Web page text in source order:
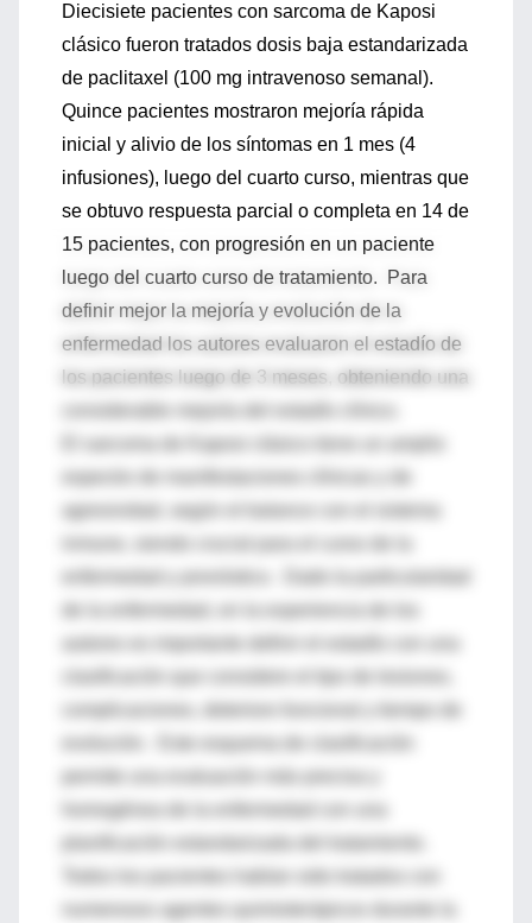
Diecisiete pacientes con sarcoma de Kaposi
clásico fueron tratados dosis baja estandarizada
de paclitaxel (100 mg intravenoso semanal).
Quince pacientes mostraron mejoría rápida
inicial y alivio de los síntomas en 1 mes (4
infusiones), luego del cuarto curso, mientras que
se obtuvo respuesta parcial o completa en 14 de
15 pacientes, con progresión en un paciente
luego del cuarto curso de tratamiento. Para
definir mejor la mejoría y evolución de la
enfermedad los autores evaluaron el estadío de
los pacientes luego de 3 meses, obteniendo una
El sarcoma de Kaposi clásico tiene un amplio
agresividad, según el balance con el sistema
autores es importante definir el estadío con una
complicaciones, deterioro funcional y tiempo de
evolución. Este esquema de clasificación
homogénea de la enfermedad con una
numerosos agentes quimioterápicos durante la